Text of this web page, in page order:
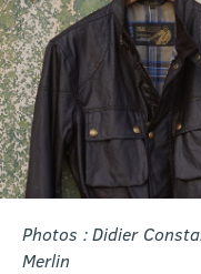
Photos : Didier
Merlin